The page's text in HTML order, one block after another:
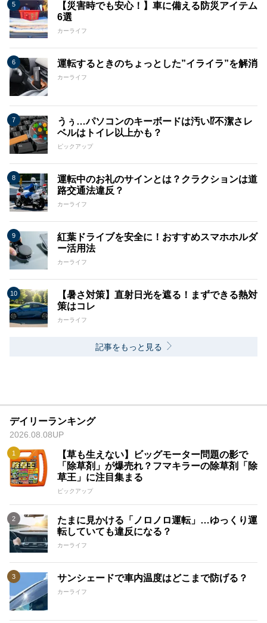
【災害時でも安心！】車に備える防災アイテム
6選
カーライフ
運転するときのちょっとした”イライラ”を解消
カーライフ
うぅ…パソコンのキーボードは汚い⁉不潔さレ
ベルはトイレ以上かも？
ピックアップ
運転中のお礼のサインとは？クラクションは道
路交通法違反？
カーライフ
紅葉ドライブを安全に！おすすめスマホホルダ
ー活用法
カーライフ
【暑さ対策】直射日光を遮る！まずできる熱対
策はコレ
カーライフ
記事をもっと見る
デイリーランキング
2026.08.08UP
【草も生えない】ビッグモーター問題の影で
「除草剤」が爆売れ？フマキラーの除草剤「除
草王」に注目集まる
ピックアップ
たまに見かける「ノロノロ運転」…ゆっくり運
転していても違反になる？
カーライフ
サンシェードで車内温度はどこまで防げる？
カーライフ